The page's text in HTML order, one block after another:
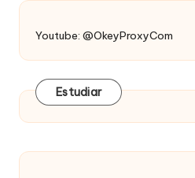
Youtube: @OkeyProxyCom
Estudiar